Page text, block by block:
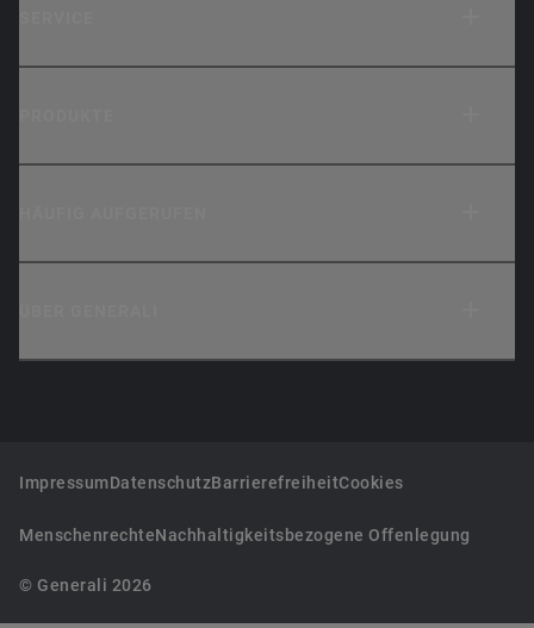
ImpressumDatenschutzBarrierefreiheitCookies
MenschenrechteNachhaltigkeitsbezogene Offenlegung
© Generali 2026